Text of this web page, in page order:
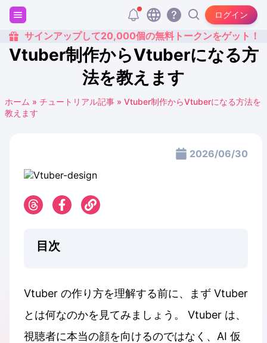
ログイン
サインアップして20,000個の無料トークンをゲット！
Vtuber制作からVtuberになる方
法を教えます
ホーム » チュートリアル記事 » Vtuber制作からVtuberになる方法を
教えます
2026/06/30
目次
Vtuber の作り方を理解する前に、まず Vtuber
とは何なのかを見てみましょう。 Vtuber は、
視聴者に本当の顔を向けるのではなく、AI 仮